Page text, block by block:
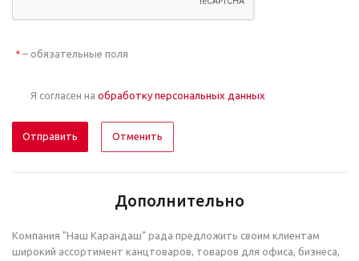
* – обязательные поля
Я согласен на обработку персональных данных
Отменить
Дополнительно
Компания "Наш Карандаш" рада предложить своим клиентам
широкий ассортимент канцтоваров, товаров для офиса, бизнеса,